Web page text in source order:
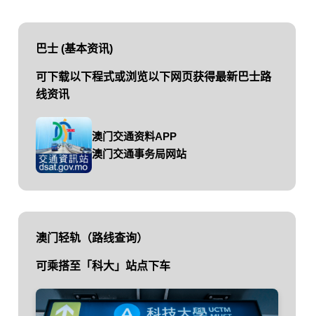
巴士 (基本资讯)
可下载以下程式或浏览以下网页获得最新巴士路
线资讯
澳门交通资料APP
澳门交通事务局网站
澳门轻轨（路线查询）
可乘搭至「科大」站点下车